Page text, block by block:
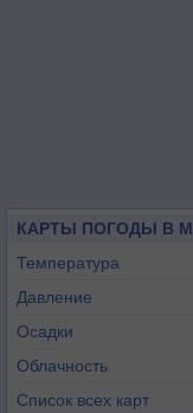
КАРТЫ ПОГОДЫ В
Температура
Давление
Осадки
Облачность
Список всех карт